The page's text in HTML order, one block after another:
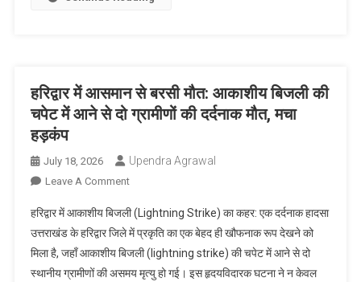
साथ
समझौते,
देशों
को
सख्त
चेतावनी!
हरिद्वार में आसमान से बरसी मौत: आकाशीय बिजली की
चपेट में आने से दो ग्रामीणों की दर्दनाक मौत, मचा
हड़कंप
July 18, 2026 Upendra Agrawal
Leave A CommentOn
में
आसमान
से
बरसी
हरिद्वार में आकाशीय बिजली (Lightning Strike) का कहर: एक दर्दनाक हादसा
उत्तराखंड के हरिद्वार जिले में प्रकृति का एक बेहद ही खौफनाक रूप देखने को
मिला है, जहाँ आकाशीय बिजली (lightning strike) की चपेट में आने से दो
स्थानीय ग्रामीणों की असमय मृत्यु हो गई। इस हृदयविदारक घटना ने न केवल